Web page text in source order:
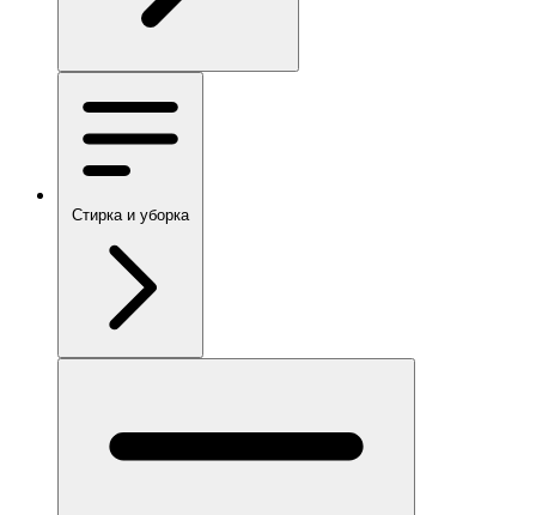
Стирка и уборка